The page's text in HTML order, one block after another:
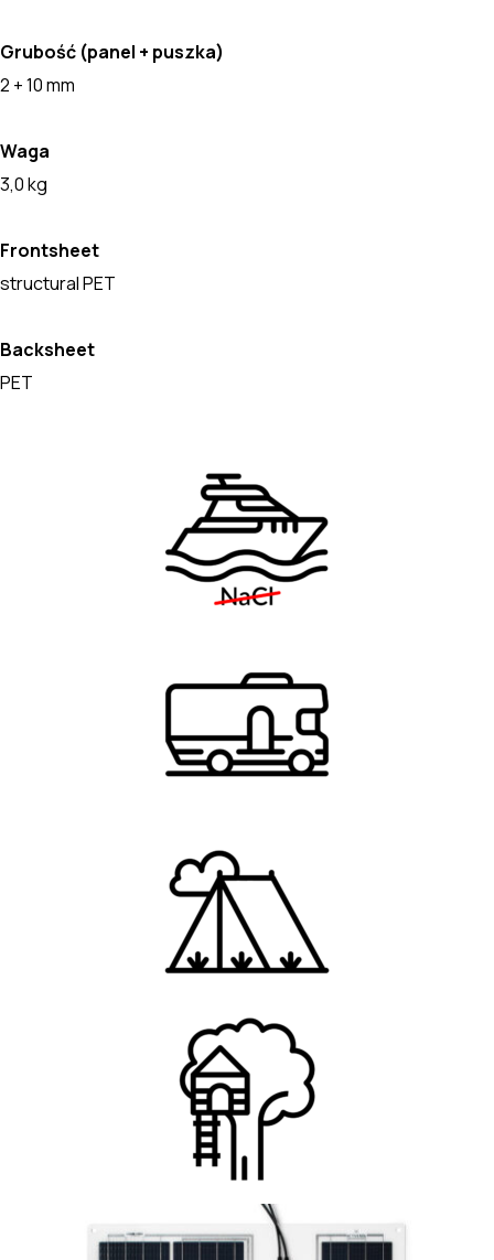
Grubość (panel + puszka)
2 + 10 mm
Waga
3,0 kg
Frontsheet
structural PET
Backsheet
PET